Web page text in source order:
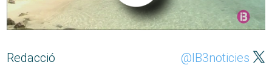
Redacció @IB3noticies